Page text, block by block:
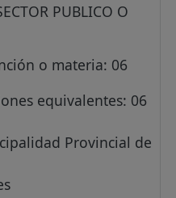
PUBLICO O
o materia: 06
equivalentes: 06
Provincial de